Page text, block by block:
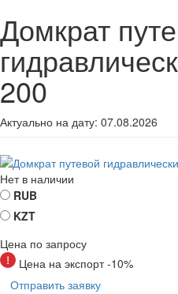
Домкрат
200
Актуально на дату: 07.08.2026
Нет в наличии
RUB
KZT
Цена по запросу
Цена на экспорт -10%
Отправить заявку